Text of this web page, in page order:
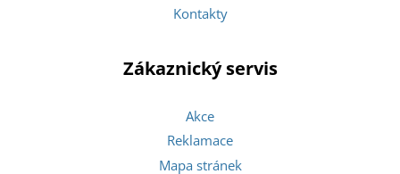
Kontakty
Zákaznický servis
Akce
Reklamace
Mapa stránek